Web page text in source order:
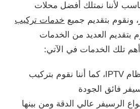
لأننا نمتلك أفضل محلات
ونقوم بتقديم جميع خدمات تركيب
بتقديم العديد من الخدمات
تلك الخدمات في الآتي:
الاشتراك في نظام IPTV، كما أننا نقوم بتركيب
فائق الجودة
الرسيفر عالي الدقة ومن بينها